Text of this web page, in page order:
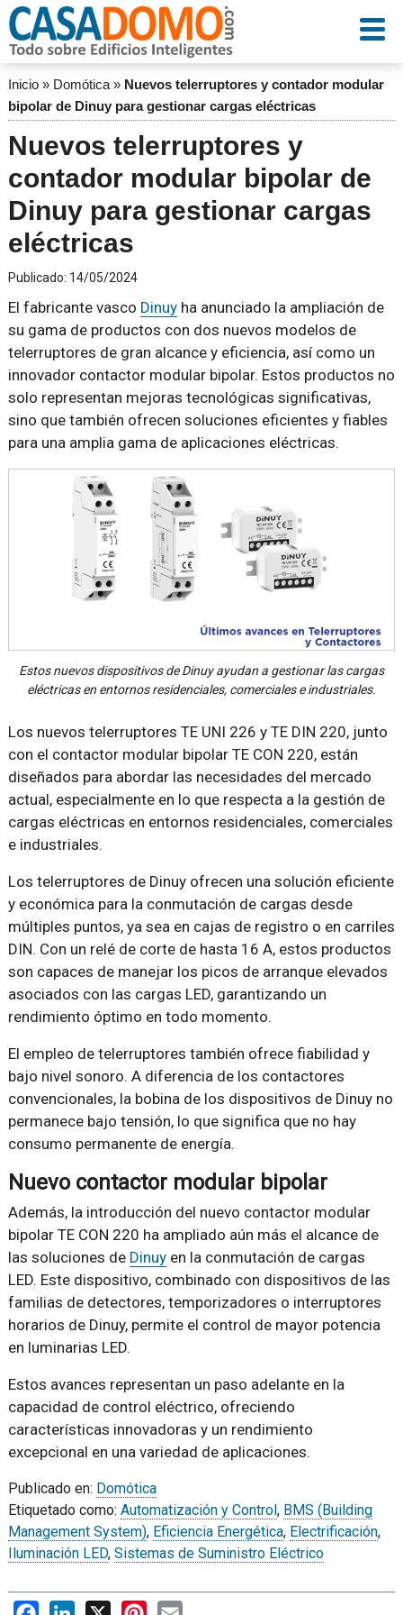
Inicio» Domótica» Nuevos telerruptores y contador modular
bipolar de Dinuy para gestionar cargas eléctricas
Nuevos telerruptores y
contador modular bipolar de
Dinuy para gestionar cargas
eléctricas
Publicado: 14/05/2024
El fabricante vasco Dinuyha anunciado la ampliación de
su gama de productos con dos nuevos modelos de
telerruptores de gran alcance y eficiencia, así como un
innovador contactor modular bipolar. Estos productos no
solo representan mejoras tecnológicas significativas,
sino que también ofrecen soluciones eficientes y fiables
para una amplia gama de aplicaciones eléctricas.
Estos nuevos dispositivos de Dinuy ayudan a gestionar las cargas
eléctricas en entornos residenciales, comerciales e industriales.
Los nuevos telerruptores TE UNI 226 y TE DIN 220, junto
con el contactor modular bipolar TE CON 220, están
diseñados para abordar las necesidades del mercado
actual, especialmente en lo que respecta a la gestión de
cargas eléctricas en entornos residenciales, comerciales
e industriales.
Los telerruptores de Dinuy ofrecen una solución eficiente
y económica para la conmutación de cargas desde
múltiples puntos, ya sea en cajas de registro o en carriles
DIN. Con un relé de corte de hasta 16 A, estos productos
son capaces de manejar los picos de arranque elevados
asociados con las cargas LED, garantizando un
rendimiento óptimo en todo momento.
El empleo de telerruptores también ofrece fiabilidad y
bajo nivel sonoro. A diferencia de los contactores
convencionales, la bobina de los dispositivos de Dinuy no
permanece bajo tensión, lo que significa que no hay
consumo permanente de energía.
Nuevo contactor modular bipolar
Además, la introducción del nuevo contactor modular
bipolar TE CON 220 ha ampliado aún más el alcance de
las soluciones de Dinuyen la conmutación de cargas
LED. Este dispositivo, combinado con dispositivos de las
familias de detectores, temporizadores o interruptores
horarios de Dinuy, permite el control de mayor potencia
en luminarias LED.
Estos avances representan un paso adelante en la
capacidad de control eléctrico, ofreciendo
características innovadoras y un rendimiento
excepcional en una variedad de aplicaciones.
Publicado en: Domótica
Etiquetado como: Automatización y Control , BMS (Building
Management System), Eficiencia Energética, Electrificación,
Iluminación LED, Sistemas de Suministro Eléctrico
FacebookLinkedIn Pinterest